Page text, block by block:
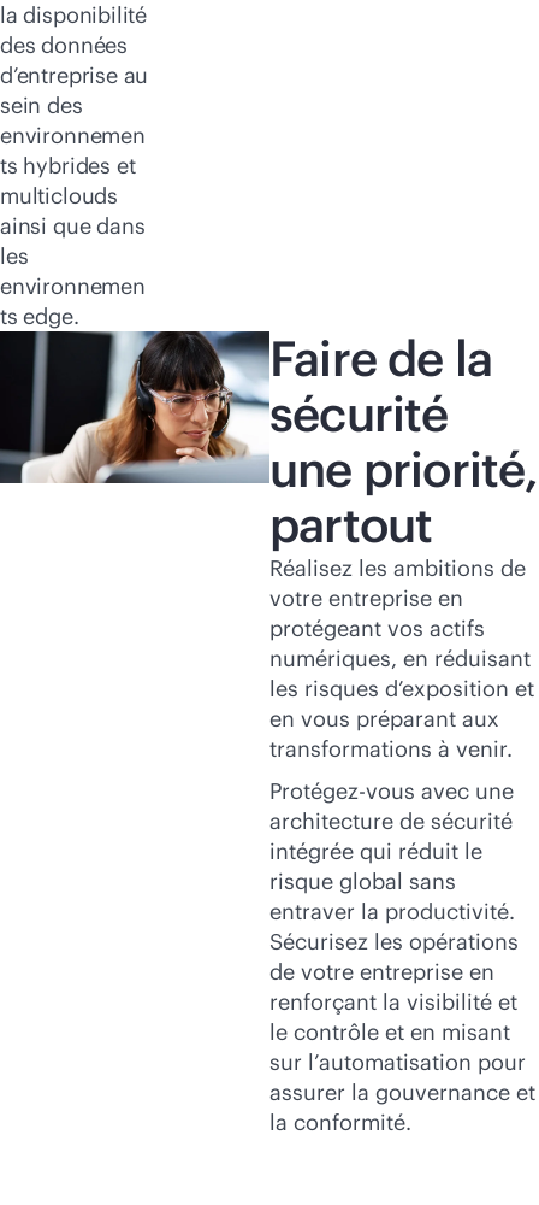
la disponibilité
des données
d’entreprise au
sein des
environnemen
ts hybrides et
multiclouds
ainsi que dans
les
environnemen
ts edge.
Faire de la
sécurité
une priorité,
partout
Réalisez les ambitions de
votre entreprise en
protégeant vos actifs
numériques, en réduisant
les risques d’exposition et
en vous préparant aux
transformations à venir.
Protégez-vous avec une
architecture de sécurité
intégrée qui réduit le
risque global sans
entraver la productivité.
Sécurisez les opérations
de votre entreprise en
renforçant la visibilité et
le contrôle et en misant
sur l’automatisation pour
assurer la gouvernance et
la conformité.